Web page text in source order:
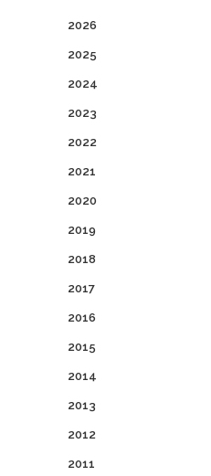
2026
2025
2024
2023
2022
2021
2020
2019
2018
2017
2016
2015
2014
2013
2012
2011